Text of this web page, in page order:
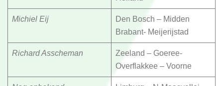
Michiel Eij
Den Bosch – Midden
Brabant- Meijerijstad
Richard Asscheman
Zeeland – Goeree-
Overflakkee – Voorne